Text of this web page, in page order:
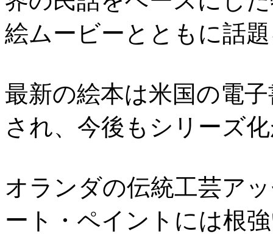
絵ムービーとともに話
最新の絵本は米国の電子
され、今後もシリーズ
オランダの伝統工芸ア
ート・ペイントには根